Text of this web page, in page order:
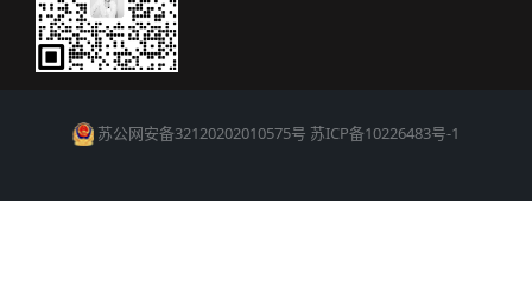
苏公网安备32120202010575号 苏ICP备10226483号-1